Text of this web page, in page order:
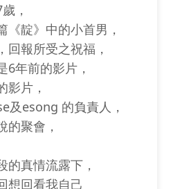
，
《靛》中的小首男，
回報所受之祝福，
6年前的影片，
影片，
及esong 的負責人，
的聚會，
的真情流露下，
想回看我自己